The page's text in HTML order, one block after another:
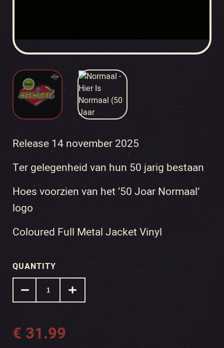
Release 14 november 2025
Ter gelegenheid van hun 50 jarig bestaan
Hoes voorzien van het ’50 Joar Normaal’
logo
Coloured Full Metal Jacket Vinyl
QUANTITY
€ 31.99